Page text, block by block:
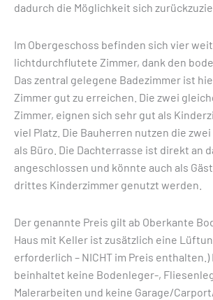
dadurch die Möglichkeit sich
Im Obergeschoss befinden sich vier
lichtdurchflutete Zimmer, dank den
Das zentral gelegene Badezimmer ist
Zimmer gut zu erreichen. Die zwei
Zimmer, eignen sich sehr gut als
viel Platz. Die Bauherren nutzen die
als Büro. Die Dachterrasse ist direkt an
angeschlossen und könnte auch als
drittes Kinderzimmer genutzt werden.
Der genannte Preis gilt ab Oberkante
Haus mit Keller ist zusätzlich eine
erforderlich – NICHT im Preis enthalten.)
beinhaltet keine Bodenleger-,
Malerarbeiten und keine Garage/